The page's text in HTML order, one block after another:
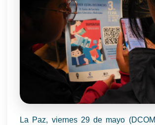
La Paz, viernes 29 de mayo